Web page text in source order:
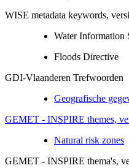
WISE metadata keywords,
Water Information
Floods Directive
GDI-Vlaanderen Trefwoorden
Geografische
GEMET - INSPIRE themes,
Natural risk zones
GEMET - INSPIRE thema's,